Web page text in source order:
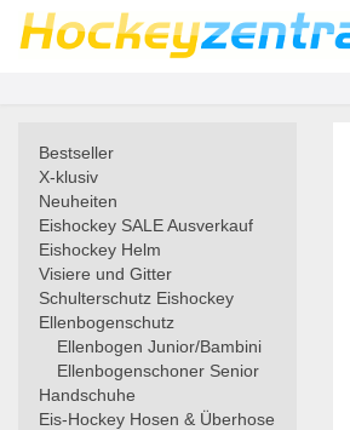
Bestseller
X-klusiv
Neuheiten
Eishockey SALE Ausverkauf
Eishockey Helm
Visiere und Gitter
Schulterschutz Eishockey
Ellenbogenschutz
Ellenbogen Junior/Bambini
Ellenbogenschoner Senior
Handschuhe
Eis-Hockey Hosen & Überhose